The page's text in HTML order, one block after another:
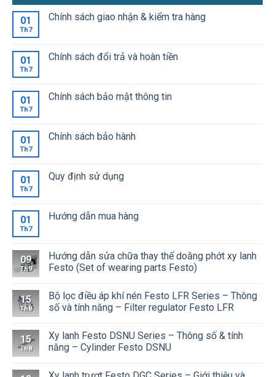
01
Th7
Chính sách giao nhận & kiểm tra hàng
01
Th7
Chính sách đổi trả và hoàn tiền
01
Th7
Chính sách bảo mật thông tin
01
Th7
Chính sách bảo hành
01
Th7
Quy định sử dụng
01
Th7
Hướng dẫn mua hàng
09
Th9
Hướng dẫn sửa chữa thay thế doăng phớt xy lanh
Festo (Set of wearing parts Festo)
15
Th8
Bộ lọc điều áp khí nén Festo LFR Series – Thông
số và tính năng – Filter regulator Festo LFR
15
Th8
Xy lanh Festo DSNU Series – Thông số & tính
năng – Cylinder Festo DSNU